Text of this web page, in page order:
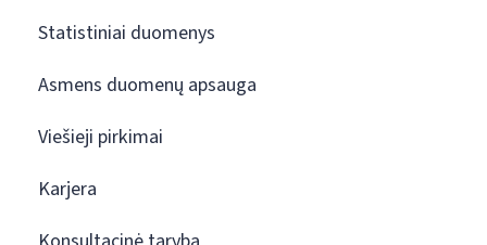
Statistiniai duomenys
Asmens duomenų apsauga
Viešieji pirkimai
Karjera